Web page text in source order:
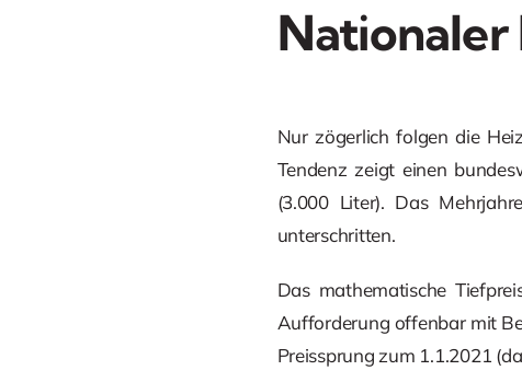
Nur zögerlich folgen die
Tendenz zeigt einen
(3.000 Liter). Das
unterschritten.
Das mathematische
Aufforderung offenbar mit
Preissprung zum 1.1.2021